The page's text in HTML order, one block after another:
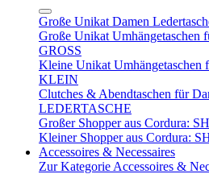
Große Unikat Damen
Große Unikat Umhängetaschen
GROSS
Kleine Unikat Umhängetaschen
KLEIN
Clutches & Abendtaschen für
LEDERTASCHE
Großer Shopper aus Cordura:
Kleiner Shopper aus Cordura:
Accessoires & Necessaires
Zur Kategorie Accessoires &